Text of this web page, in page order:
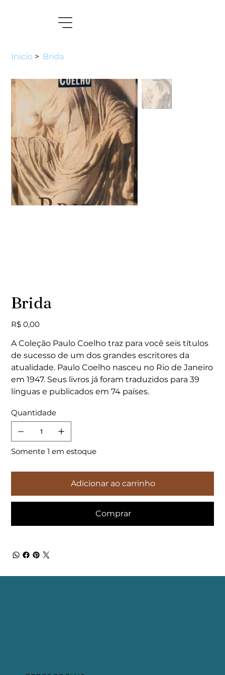
Inicio > Brida
Brida
Preço
R$ 0,00
A Coleção Paulo Coelho traz para você seis títulos
de sucesso de um dos grandes escritores da
atualidade. Paulo Coelho nasceu no Rio de Janeiro
em 1947. Seus livros já foram traduzidos para 39
línguas e publicados em 74 países.
Quantidade
Somente 1 em estoque
Adicionar ao carrinho
Comprar